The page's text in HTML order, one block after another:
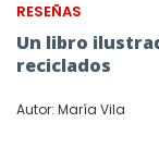
RESEÑAS
Un libro
reciclados
Autor: María Vila